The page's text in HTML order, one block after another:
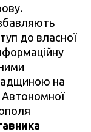
до власної
на
Автономної